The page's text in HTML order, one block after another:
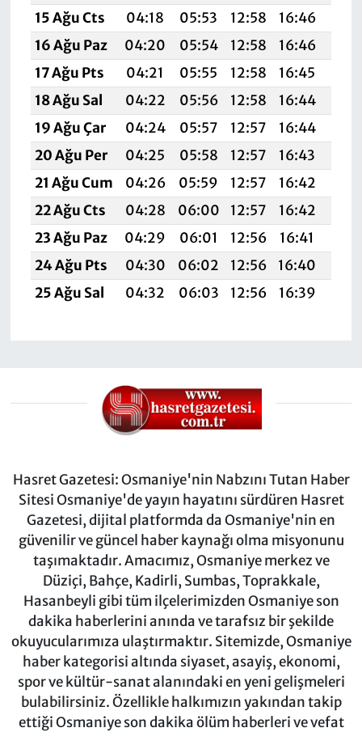
15 Ağu Cts
04:18 05:53 12:58 16:46
16 Ağu Paz
04:20 05:54 12:58 16:46
17 Ağu Pts
04:21 05:55 12:58 16:45
18 Ağu Sal
04:22 05:56 12:58 16:44
19 Ağu Çar
04:24 05:57 12:57 16:44
20 Ağu Per
04:25 05:58 12:57 16:43
21 Ağu Cum
04:26 05:59 12:57 16:42
22 Ağu Cts
04:28 06:00 12:57 16:42
23 Ağu Paz
04:29 06:01 12:56 16:41
24 Ağu Pts
04:30 06:02 12:56 16:40
25 Ağu Sal
04:32 06:03 12:56 16:39
Hasret Gazetesi: Osmaniye'nin Nabzını Tutan Haber
Sitesi Osmaniye'de yayın hayatını sürdüren Hasret
Gazetesi, dijital platformda da Osmaniye'nin en
güvenilir ve güncel haber kaynağı olma misyonunu
taşımaktadır. Amacımız, Osmaniye merkez ve
Düziçi, Bahçe, Kadirli, Sumbas, Toprakkale,
Hasanbeyli gibi tüm ilçelerimizden Osmaniye son
dakika haberlerini anında ve tarafsız bir şekilde
okuyucularımıza ulaştırmaktır. Sitemizde, Osmaniye
haber kategorisi altında siyaset, asayiş, ekonomi,
spor ve kültür-sanat alanındaki en yeni gelişmeleri
bulabilirsiniz. Özellikle halkımızın yakından takip
ettiği Osmaniye son dakika ölüm haberleri ve vefat